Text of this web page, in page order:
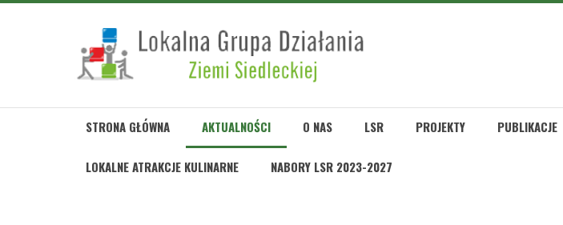
STRONA GŁÓWNA AKTUALNOŚCI O NAS LSR PROJEKTY PUBLIKACJE
LOKALNE ATRAKCJE KULINARNE NABORY LSR 2023-2027